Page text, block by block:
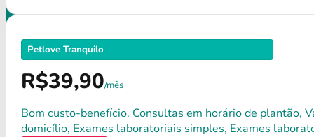
Petlove Tranquilo
R$39,90/mês
Bom custo-benefício. Consultas em horário de plantão,
domicílio, Exames laboratoriais simples, Exames